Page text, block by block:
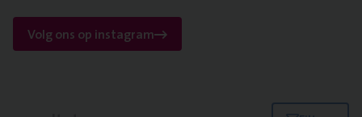
Volg ons op instagram